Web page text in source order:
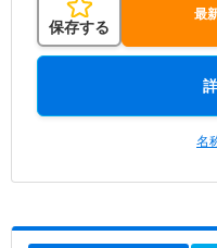
保存する
最
名